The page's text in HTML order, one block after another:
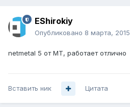
EShirokiy
Опубликовано 8 марта, 2015
netmetal 5 от МТ, работает отлично
Вставить ник Цитата